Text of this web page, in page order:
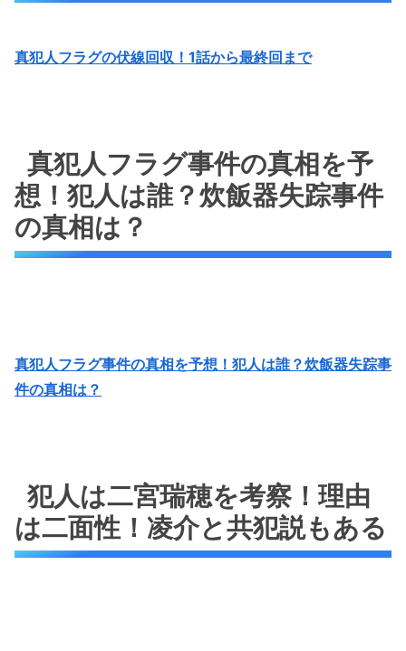
真犯人フラグの伏線回収！1話から最終回まで
真犯人フラグ事件の真相を予
想！犯人は誰？炊飯器失踪事件
の真相は？
真犯人フラグ事件の真相を予想！犯人は誰？炊飯器失踪事
件の真相は？
犯人は二宮瑞穂を考察！理由
は二面性！凌介と共犯説もある